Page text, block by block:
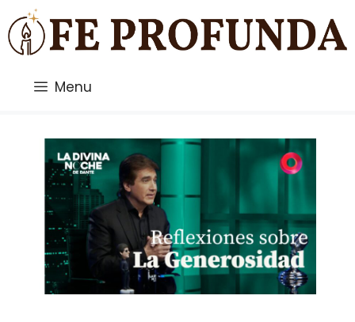
Saltar
al
contenido
Menu